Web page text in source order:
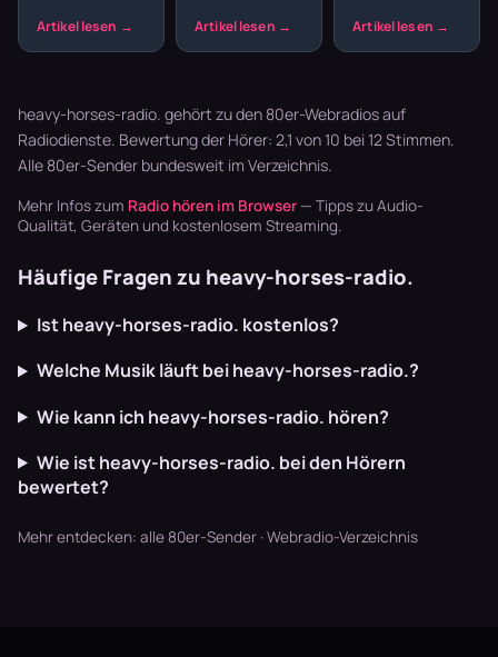
Wurzeln, die
Bluegrass …
Melodien und
Synthpop war
der Sound…
die Schlager-
heavy-horses-radio. gehört zu den 80er-Webradios auf
Radiodienste. Bewertung der Hörer: 2,1 von 10 bei 12 Stimmen.
Alle 80er-Sender bundesweit im Verzeichnis.
Mehr Infos zum Radio hören im Browser — Tipps zu Audio-
Qualität, Geräten und kostenlosem Streaming.
Häufige Fragen zu heavy-horses-radio.
Ist heavy-horses-radio. kostenlos?
Welche Musik läuft bei heavy-horses-radio.?
Wie kann ich heavy-horses-radio. hören?
Wie ist heavy-horses-radio. bei den Hörern
bewertet?
Mehr entdecken: alle 80er-Sender · Webradio-Verzeichnis